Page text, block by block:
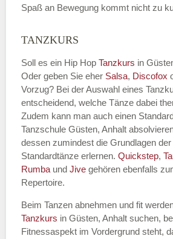
Name des Tanzkurs*
Tanzart*
Spaß an Bewegung kommt nicht zu
TANZKURS
Soll es ein Hip Hop Tanzkurs in
Oder geben Sie eher Salsa, Discofox
Vorzug? Bei der Auswahl eines
entscheidend, welche Tänze dabei
Zudem kann man auch einen
Tanzschule Güsten, Anhalt
dessen zumindest die Grundlagen
Standardtänze erlernen. Quickstep,
Rumba und Jive gehören ebenfalls
Repertoire.
Beim Tanzen abnehmen und fit
Tanzkurs in Güsten, Anhalt suchen,
Fitnessaspekt im Vordergrund steht,